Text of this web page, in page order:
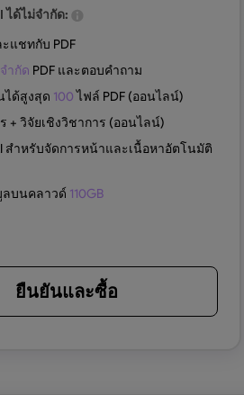
ได้ไม่จำกัด:
แชทกับ PDF
ำกัด PDF และตอบคำถาม
ได้สูงสุด 100ไฟล์ PDF (ออนไลน์)
+ วิจัยเชิงวิชาการ (ออนไลน์)
สำหรับจัดการหน้าและเนื้อหาอัตโนมัติ
บนคลาวด์ 110GB
ยืนยันและซื้อ